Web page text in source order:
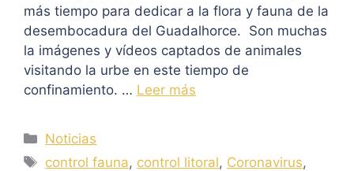
más tiempo para dedicar a la flora y fauna de la
desembocadura del Guadalhorce. Son muchas
la imágenes y vídeos captados de animales
visitando la urbe en este tiempo de
confinamiento. … Leer más
Categorías
Noticias
Etiquetas
control fauna, control litoral, Coronavirus,